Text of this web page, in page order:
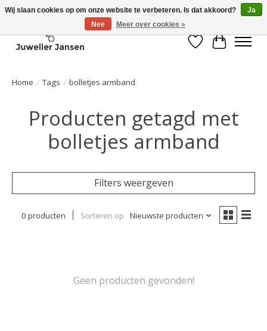
Verlanglijst
Home / Tags / bolletjes armband
Producten getagd met
bolletjes armband
Filters weergeven
0 producten Sorteren op Nieuwste producten
Geen producten gevonden!
Wij slaan cookies op om onze website te verbeteren. Is dat akkoord?
Ja
Nee
Meer over cookies »